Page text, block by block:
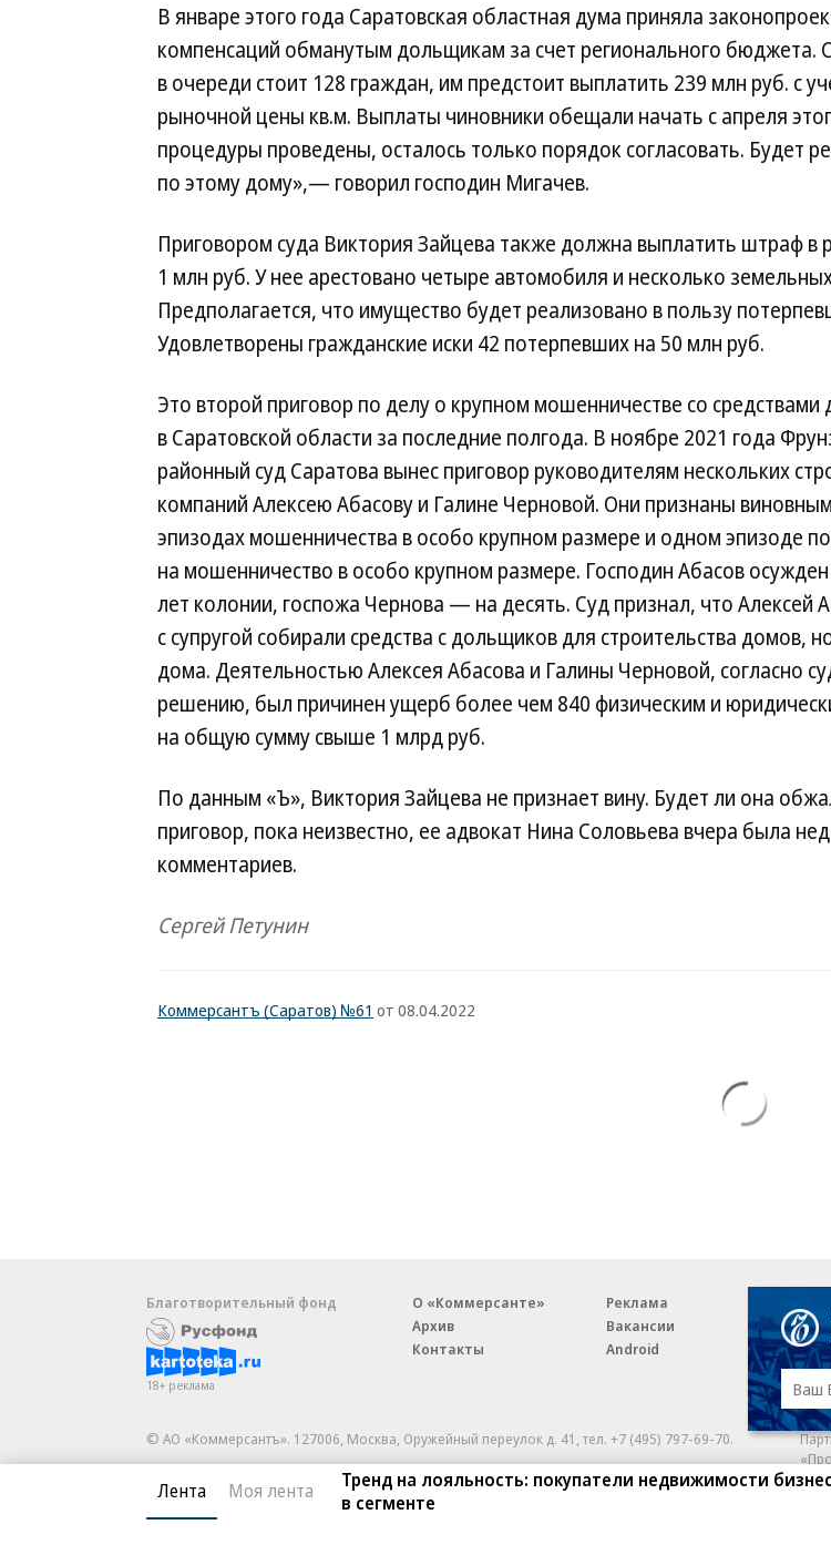
В январе этого года Саратовская областная дума приняла
компенсаций обманутым дольщикам за счет регионального бюджета.
в очереди стоит 128 граждан, им предстоит выплатить 239 млн руб. с
рыночной цены кв.м. Выплаты чиновники обещали начать с апреля
процедуры проведены, осталось только порядок согласовать. Будет
по этому дому»,— говорил господин Мигачев.
Приговором суда Виктория Зайцева также должна выплатить штраф в
1 млн руб. У нее арестовано четыре автомобиля и несколько
Предполагается, что имущество будет реализовано в пользу
Удовлетворены гражданские иски 42 потерпевших на 50 млн руб.
Это второй приговор по делу о крупном мошенничестве со
в Саратовской области за последние полгода. В ноябре 2021 года
районный суд Саратова вынес приговор руководителям нескольких
компаний Алексею Абасову и Галине Черновой. Они признаны
эпизодах мошенничества в особо крупном размере и одном эпизоде
на мошенничество в особо крупном размере. Господин Абасов
лет колонии, госпожа Чернова — на десять. Суд признал, что Алексей
с супругой собирали средства с дольщиков для строительства домов,
дома. Деятельностью Алексея Абасова и Галины Черновой, согласно
решению, был причинен ущерб более чем 840 физическим и
на общую сумму свыше 1 млрд руб.
По данным «Ъ», Виктория Зайцева не признает вину. Будет ли она
приговор, пока неизвестно, ее адвокат Нина Соловьева вчера была
комментариев.
Сергей Петунин
Коммерсантъ (Саратов) №61 от 08.04.2022
Лента Моя лента
Тренд на лояльность: покупатели недвижимости
в сегменте
Благотворительный фонд
18+ реклама
О «Коммерсанте»
Архив
Контакты
Реклама
Вакансии
Android
E-
© АО «Коммерсантъ». 127006, Москва, Оружейный переулок д. 41,тел. +7 (495) 797-69-70.
Сетевое издание «Коммерсантъ» (доменное имя сайта: kommersant.ru) зарегистрировано
Федеральной службой по надзору в сфере связи, информационных технологий
и массовых коммуникаций (Роскомнадзор), регистрационный номер и дата принятия
На